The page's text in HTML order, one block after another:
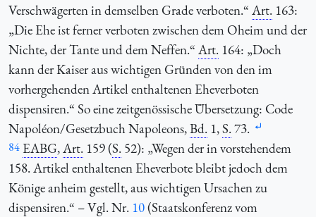
Verschwägerten in demselben Grade verboten.“ Art. 163:
„Die Ehe ist ferner verboten zwischen dem Oheim und der
Nichte, der Tante und dem Neffen.“ Art. 164: „Doch
kann der Kaiser aus wichtigen Gründen von den im
vorhergehenden Artikel enthaltenen Eheverboten
dispensiren.“ So eine zeitgenössische Übersetzung: Code
Napoléon/Gesetzbuch Napoleons,Bd. 1,S.73.
84 EABG,Art. 159 (S. 52): „Wegen der in vorstehendem
158. Artikel enthaltenen Eheverbote bleibt jedoch dem
Könige anheim gestellt, aus wichtigen Ursachen zu
dispensiren.“ – Vgl. Nr. 10(Staatskonferenz vom